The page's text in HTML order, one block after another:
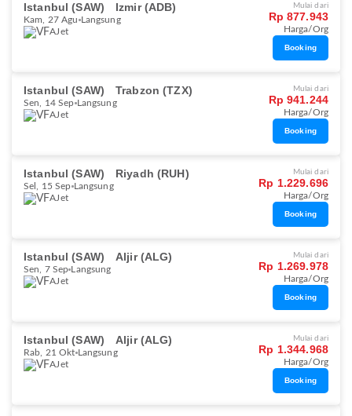
Istanbul (SAW) Izmir (ADB)
Kam, 27 Agu Langsung
AJet
Mulai dari
Rp 877.943
Harga/Org
Booking
Istanbul (SAW) Trabzon (TZX)
Sen, 14 Sep Langsung
AJet
Mulai dari
Rp 941.244
Harga/Org
Booking
Istanbul (SAW) Riyadh (RUH)
Sel, 15 Sep Langsung
AJet
Mulai dari
Rp 1.229.696
Harga/Org
Booking
Istanbul (SAW) Aljir (ALG)
Sen, 7 Sep Langsung
AJet
Mulai dari
Rp 1.269.978
Harga/Org
Booking
Istanbul (SAW) Aljir (ALG)
Rab, 21 Okt Langsung
AJet
Mulai dari
Rp 1.344.968
Harga/Org
Booking